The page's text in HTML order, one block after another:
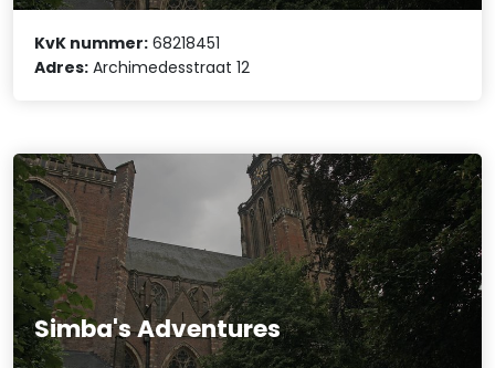
KvK nummer: 68218451
Adres: Archimedesstraat 12
Simba's Adventures